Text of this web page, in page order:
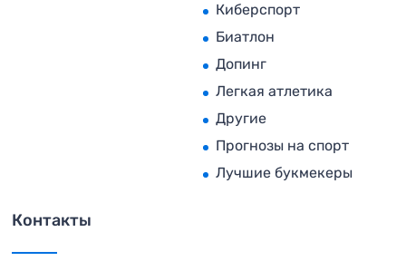
Киберспорт
Биатлон
Допинг
Легкая атлетика
Другие
Прогнозы на спорт
Лучшие букмекеры
Контакты